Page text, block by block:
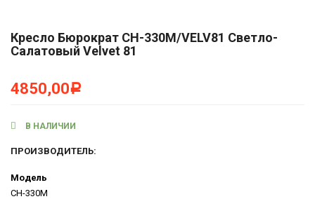
Кресло Бюрократ CH-330M/VELV81 Светло-
Салатовый Velvet 81
4850,00Р
В НАЛИЧИИ
ПРОИЗВОДИТЕЛЬ:
Модель
CH-330M